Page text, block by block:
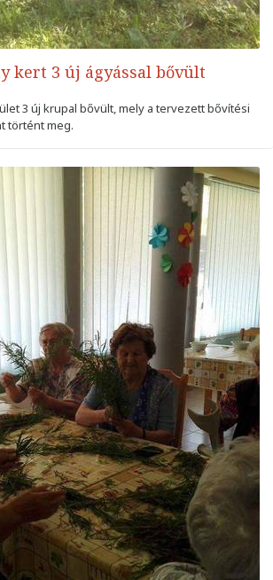
kert 3 új ágyással bővült
3 új krupal bővült, mely a tervezett bővítési
történt meg.